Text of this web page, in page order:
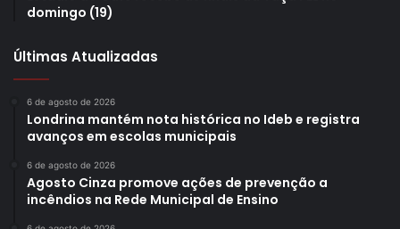
domingo (19)
Últimas Atualizadas
6 de agosto de 2026
Londrina mantém nota histórica no Ideb e registra
avanços em escolas municipais
6 de agosto de 2026
Agosto Cinza promove ações de prevenção a
incêndios na Rede Municipal de Ensino